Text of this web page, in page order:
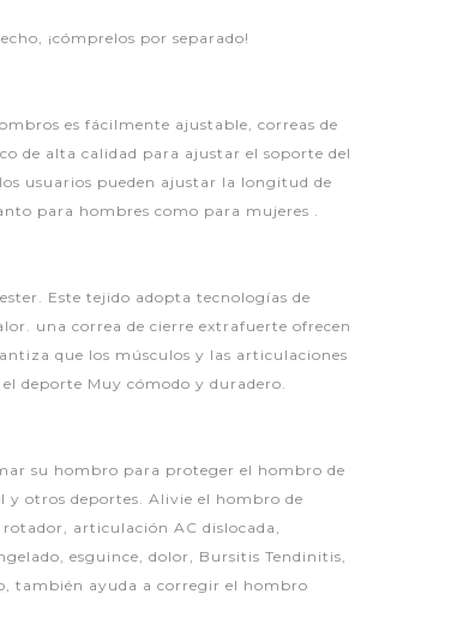
¡cómprelos por separado!
es fácilmente ajustable, correas de
de alta calidad para ajustar el soporte del
usuarios pueden ajustar la longitud de
para hombres como para mujeres .
Este tejido adopta tecnologías de
una correa de cierre extrafuerte ofrecen
que los músculos y las articulaciones
deporte Muy cómodo y duradero.
su hombro para proteger el hombro de
y otros deportes. Alivie el hombro de
articulación AC dislocada,
esguince, dolor, Bursitis Tendinitis,
también ayuda a corregir el hombro